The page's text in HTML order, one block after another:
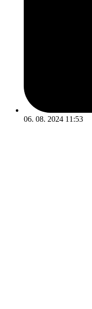
06. 08. 2024 11:53